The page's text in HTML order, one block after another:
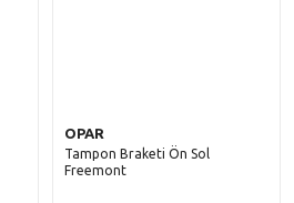
OPAR
Tampon Braketi Ön Sol
Freemont